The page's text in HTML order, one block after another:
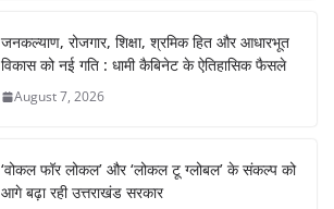
जनकल्याण, रोजगार, शिक्षा, श्रमिक हित और आधारभूत
विकास को नई गति : धामी कैबिनेट के ऐतिहासिक फैसले
August 7, 2026
‘वोकल फॉर लोकल’ और ‘लोकल टू ग्लोबल’ के संकल्प को
आगे बढ़ा रही उत्तराखंड सरकार